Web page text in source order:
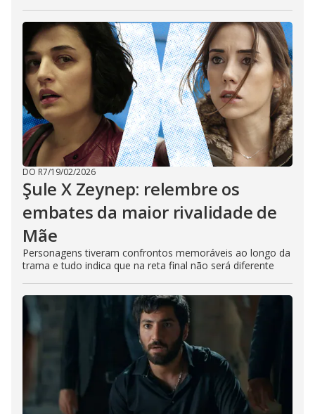
DO R7/19/02/2026
Şule X Zeynep: relembre os
embates da maior rivalidade de
Mãe
Personagens tiveram confrontos memoráveis ao longo da
trama e tudo indica que na reta final não será diferente